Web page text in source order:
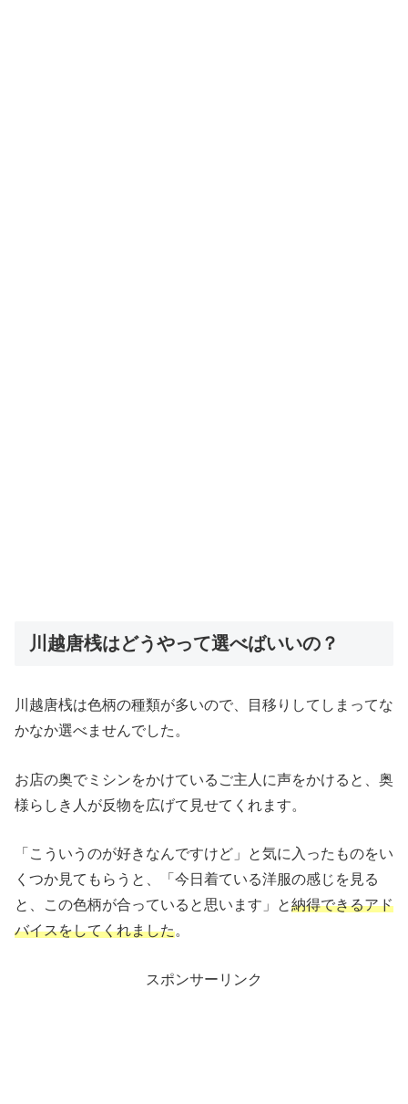
川越唐桟はどうやって選べばいいの？
川越唐桟は色柄の種類が多いので、目移りしてしまってな
かなか選べませんでした。
お店の奥でミシンをかけているご主人に声をかけると、奥
様らしき人が反物を広げて見せてくれます。
「こういうのが好きなんですけど」と気に入ったものをい
くつか見てもらうと、「今日着ている洋服の感じを見る
と、この色柄が合っていると思います」と納得できるアド
バイスをしてくれました。
スポンサーリンク